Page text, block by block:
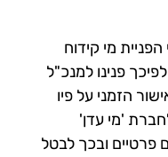
מי קידוח
פנינו למנכ"ל
הזמני על פיו
מי הקידוח החדש 'עדן 1' לחברת 'מי עדן'
פרטיים ובכך לבטל